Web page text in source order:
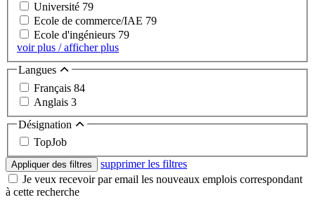
Université 79
Ecole de commerce/IAE 79
Ecole d'ingénieurs 79
voir plus / afficher plus
Langues
Français 84
Anglais 3
Désignation
TopJob
Appliquer des filtres
supprimer les filtres
Je veux recevoir par email les nouveaux emplois correspondant
à cette recherche